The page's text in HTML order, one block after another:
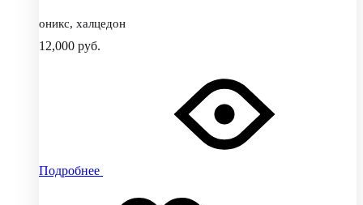
оникс, халцедон
12,000 руб.
Подробнее